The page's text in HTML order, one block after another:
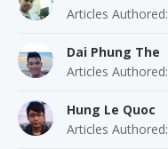
Articles Authored:
Dai Phung The
Articles Authored:
Hung Le Quoc
Articles Authored: